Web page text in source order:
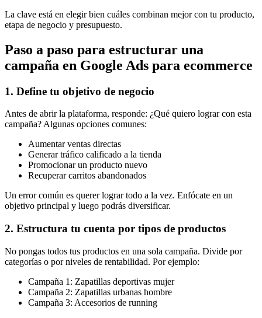
La clave está en elegir bien cuáles combinan mejor con tu producto,
etapa de negocio y presupuesto.
Paso a paso para estructurar una
campaña en Google Ads para ecommerce
1. Define tu objetivo de negocio
Antes de abrir la plataforma, responde: ¿Qué quiero lograr con esta
campaña? Algunas opciones comunes:
Aumentar ventas directas
Generar tráfico calificado a la tienda
Promocionar un producto nuevo
Recuperar carritos abandonados
Un error común es querer lograr todo a la vez. Enfócate en un
objetivo principal y luego podrás diversificar.
2. Estructura tu cuenta por tipos de productos
No pongas todos tus productos en una sola campaña. Divide por
categorías o por niveles de rentabilidad. Por ejemplo:
Campaña 1: Zapatillas deportivas mujer
Campaña 2: Zapatillas urbanas hombre
Campaña 3: Accesorios de running